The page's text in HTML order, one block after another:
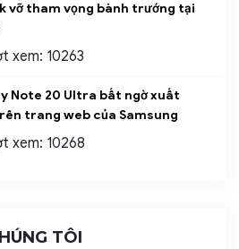
vỡ tham vọng bành trướng tại
xem: 10263
Note 20 Ultra bất ngờ xuất
trang web của Samsung
xem: 10268
TÔI